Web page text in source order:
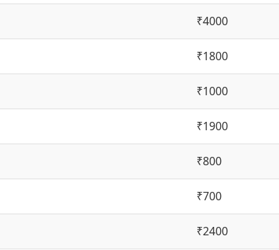
₹4000
₹1800
₹1000
₹1900
₹800
₹700
₹2400